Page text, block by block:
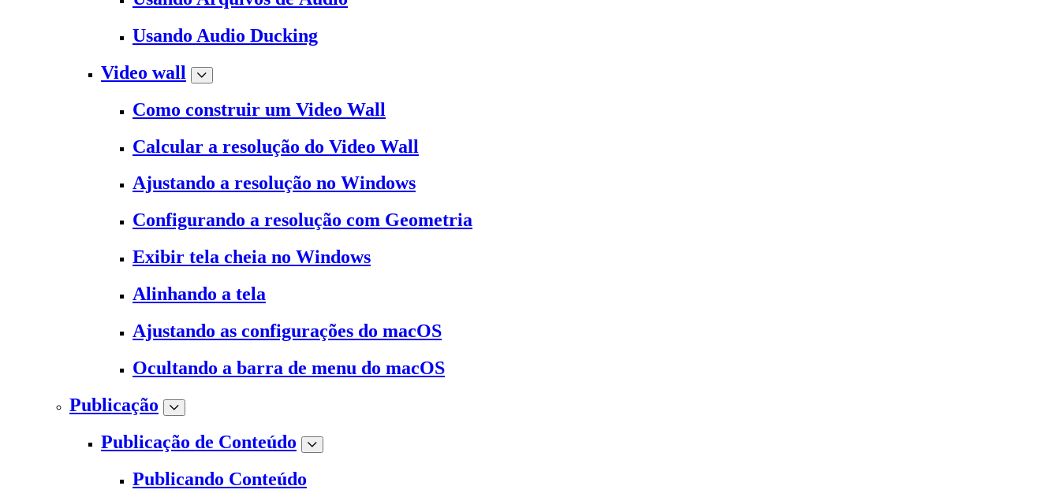
Usando Audio Ducking
Video wall
Como construir um Video Wall
Calcular a resolução do Video Wall
Ajustando a resolução no Windows
Configurando a resolução com Geometria
Exibir tela cheia no Windows
Alinhando a tela
Ajustando as configurações do macOS
Ocultando a barra de menu do macOS
Publicação
Publicação de Conteúdo
Publicando Conteúdo